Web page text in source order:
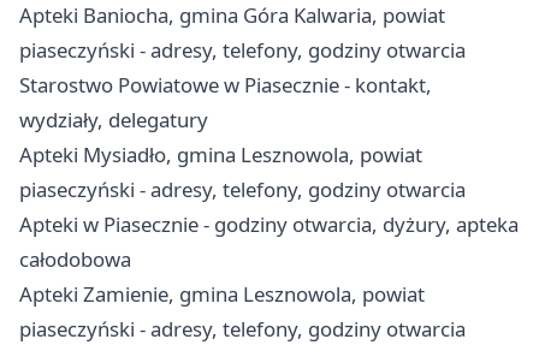
Apteki Baniocha, gmina Góra Kalwaria, powiat
piaseczyński - adresy, telefony, godziny otwarcia
Starostwo Powiatowe w Piasecznie - kontakt,
wydziały, delegatury
Apteki Mysiadło, gmina Lesznowola, powiat
piaseczyński - adresy, telefony, godziny otwarcia
Apteki w Piasecznie - godziny otwarcia, dyżury, apteka
całodobowa
Apteki Zamienie, gmina Lesznowola, powiat
piaseczyński - adresy, telefony, godziny otwarcia